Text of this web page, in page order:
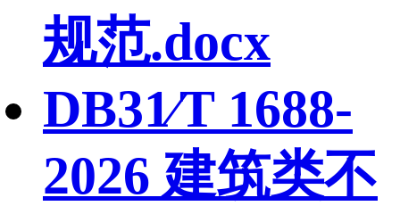
规范.docx
DB31∕T 1688-
2026 建筑类不